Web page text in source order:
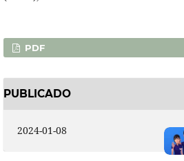
PDF
PUBLICADO
2024-01-08